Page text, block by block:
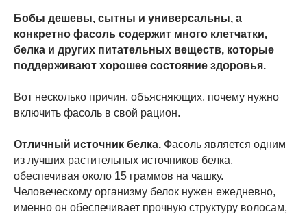
Бобы дешевы, сытны и универсальны, а
конкретно фасоль содержит много клетчатки,
белка и других питательных веществ, которые
поддерживают хорошее состояние здоровья.
Вот несколько причин, объясняющих, почему нужно
включить фасоль в свой рацион.
Отличный источник белка. Фасоль является одним
из лучших растительных источников белка,
обеспечивая около 15 граммов на чашку.
Человеческому организму белок нужен ежедневно,
именно он обеспечивает прочную структуру волосам,